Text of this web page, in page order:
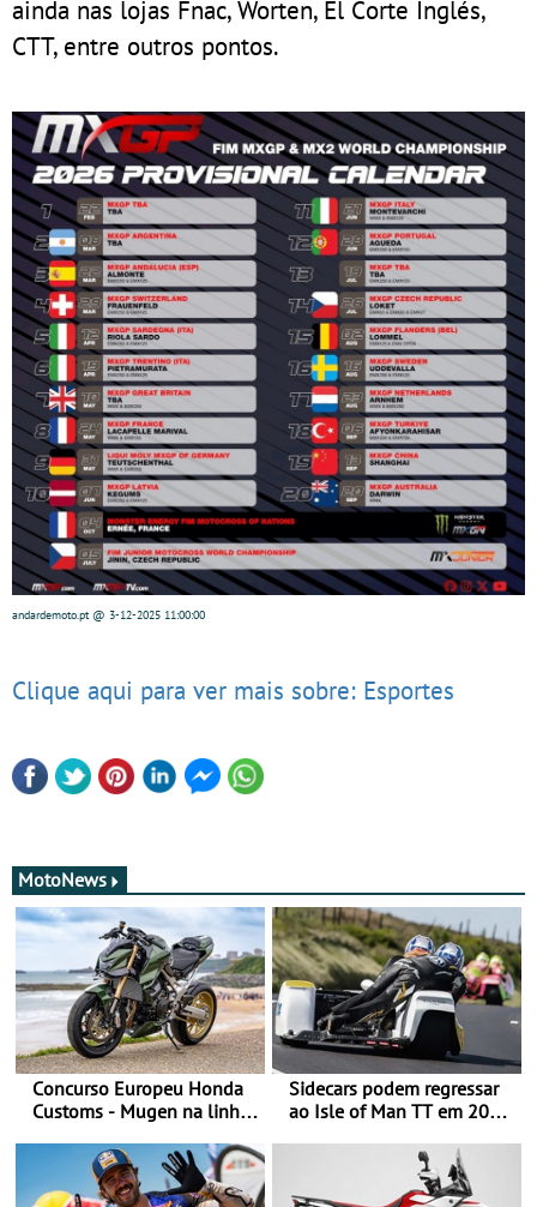
ainda nas lojas Fnac, Worten, El Corte Inglés,
CTT, entre outros pontos.
andardemoto.pt@ 3-12-2025 11:00:00
Clique aqui para ver mais sobre: Esportes
MotoNews
Concurso Europeu Honda
Customs - Mugen na linha
Sidecars podem regressar
ao Isle of Man TT em 2027